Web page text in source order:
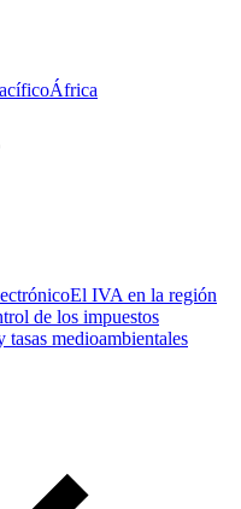
África
El IVA en la región
de los impuestos
tasas medioambientales